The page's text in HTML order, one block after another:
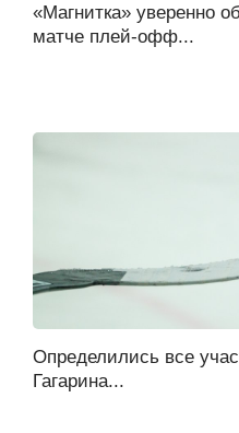
«Магнитка» уверенно
матче плей-офф...
Определились все
Гагарина...